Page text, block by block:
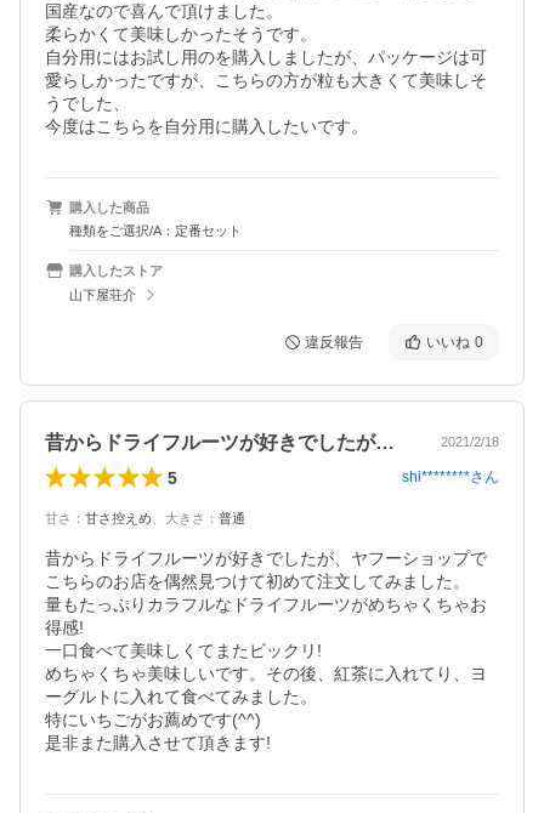
国産なので喜んで頂けました。
柔らかくて美味しかったそうです。
自分用にはお試し用のを購入しましたが、パッケージは可
愛らしかったですが、こちらの方が粒も大きくて美味しそ
うでした、
今度はこちらを自分用に購入したいです。
購入した商品
種類をご選択/A：定番セット
購入したストア
山下屋荘介
違反報告 いいね 0
昔からドライフルーツが好きでしたが、ヤ… 2021/2/18
5 shi********さん
甘さ ： 甘さ控えめ 大きさ ： 普通
昔からドライフルーツが好きでしたが、ヤフーショップで
こちらのお店を偶然見つけて初めて注文してみました。
量もたっぷりカラフルなドライフルーツがめちゃくちゃお
得感!
一口食べて美味しくてまたビックリ!
めちゃくちゃ美味しいです。その後、紅茶に入れてり、ヨ
ーグルトに入れて食べてみました。
特にいちごがお薦めです(^^)
是非また購入させて頂きます!